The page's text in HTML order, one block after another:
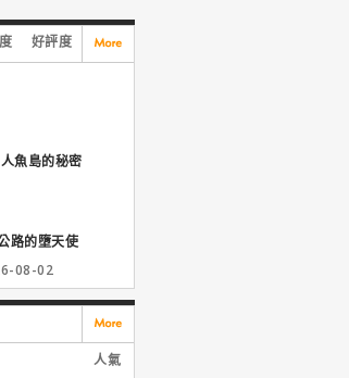
好評度
魚島的秘密
路的墮天使
08-02
人氣